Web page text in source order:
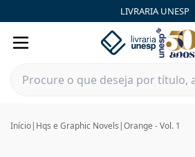
LIVRARIA UNESP
Início| Hqs e Graphic Novels |Orange - Vol. 1